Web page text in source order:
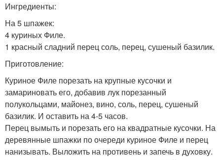
Ингредиенты:
На 5 шпажек:
4 куриных Филе.
1 красный сладний перец соль, перец, сушеный базилик.
Приготовление:
Куриное Филе порезать на крупные кусочки и
замариновать его, добавив лук порезанный
полукольцами, майонез, вино, соль, перец, сушеный
базилик. И оставить на 4-5 часов.
Перец вымыть и порезать его на квадратные кусочки. На
деревянные шпажки по очереди куриное Филе и перец
нанизывать. Выложить на противень и запечь в духовку.